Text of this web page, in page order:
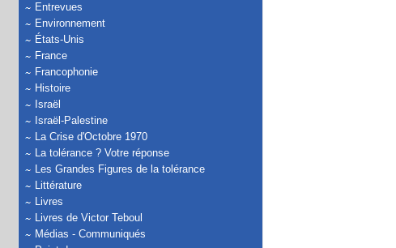
Entrevues
Environnement
États-Unis
France
Francophonie
Histoire
Israël
Israël-Palestine
La Crise d'Octobre 1970
La tolérance ? Votre réponse
Les Grandes Figures de la tolérance
Littérature
Livres
Livres de Victor Teboul
Médias - Communiqués